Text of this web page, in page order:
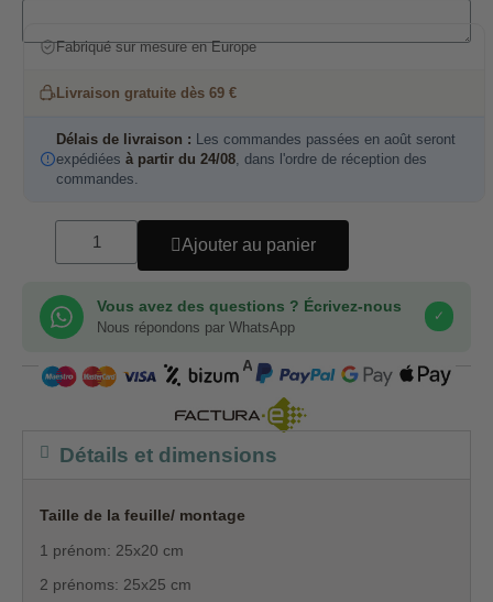
Fabriqué sur mesure en Europe
Livraison gratuite dès 69 €
Délais de livraison : Les commandes passées en août seront
expédiées à partir du 24/08 , dans l'ordre de réception des
commandes.
Ajouter au panier
Vous avez des questions ? Écrivez-nous
Nous répondons par WhatsApp
✓
COMPRA SEGURA
Détails et dimensions
Taille de la feuille/ montage
1 prénom: 25x20 cm
2 prénoms: 25x25 cm